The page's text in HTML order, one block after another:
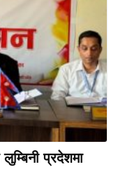
प्रदेशमा